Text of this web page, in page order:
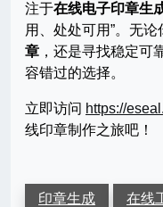
注于在线电子印章生
用、处处可用”。无
章 ，还是寻找稳定可
容错过的选择。
立即访问 https://
线印章制作之旅吧！
印章生成 在线